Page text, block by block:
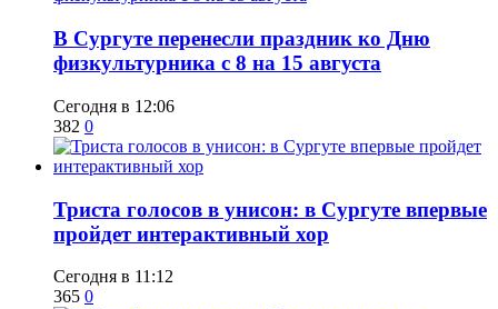
​В Сургуте перенесли праздник ко Дню
физкультурника с 8 на 15 августа
Сегодня в 12:06
382 0
​Триста голосов в унисон: в Сургуте впервые
пройдет интерактивный хор
Сегодня в 11:12
365 0